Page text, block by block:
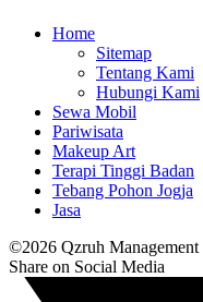
Home
Sitemap
Tentang Kami
Hubungi Kami
Sewa Mobil
Pariwisata
Makeup Art
Terapi Tinggi Badan
Tebang Pohon Jogja
Jasa
©2026 Qzruh Management
Share on Social Media